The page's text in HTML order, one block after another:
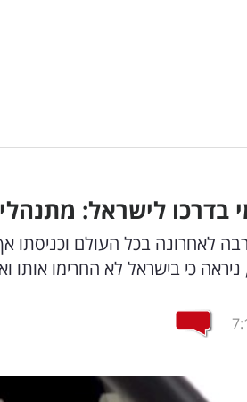
בדרכו לישראל:
לאחרונה בכל העולם וכניסתו
ניראה כי בישראל לא החרימו